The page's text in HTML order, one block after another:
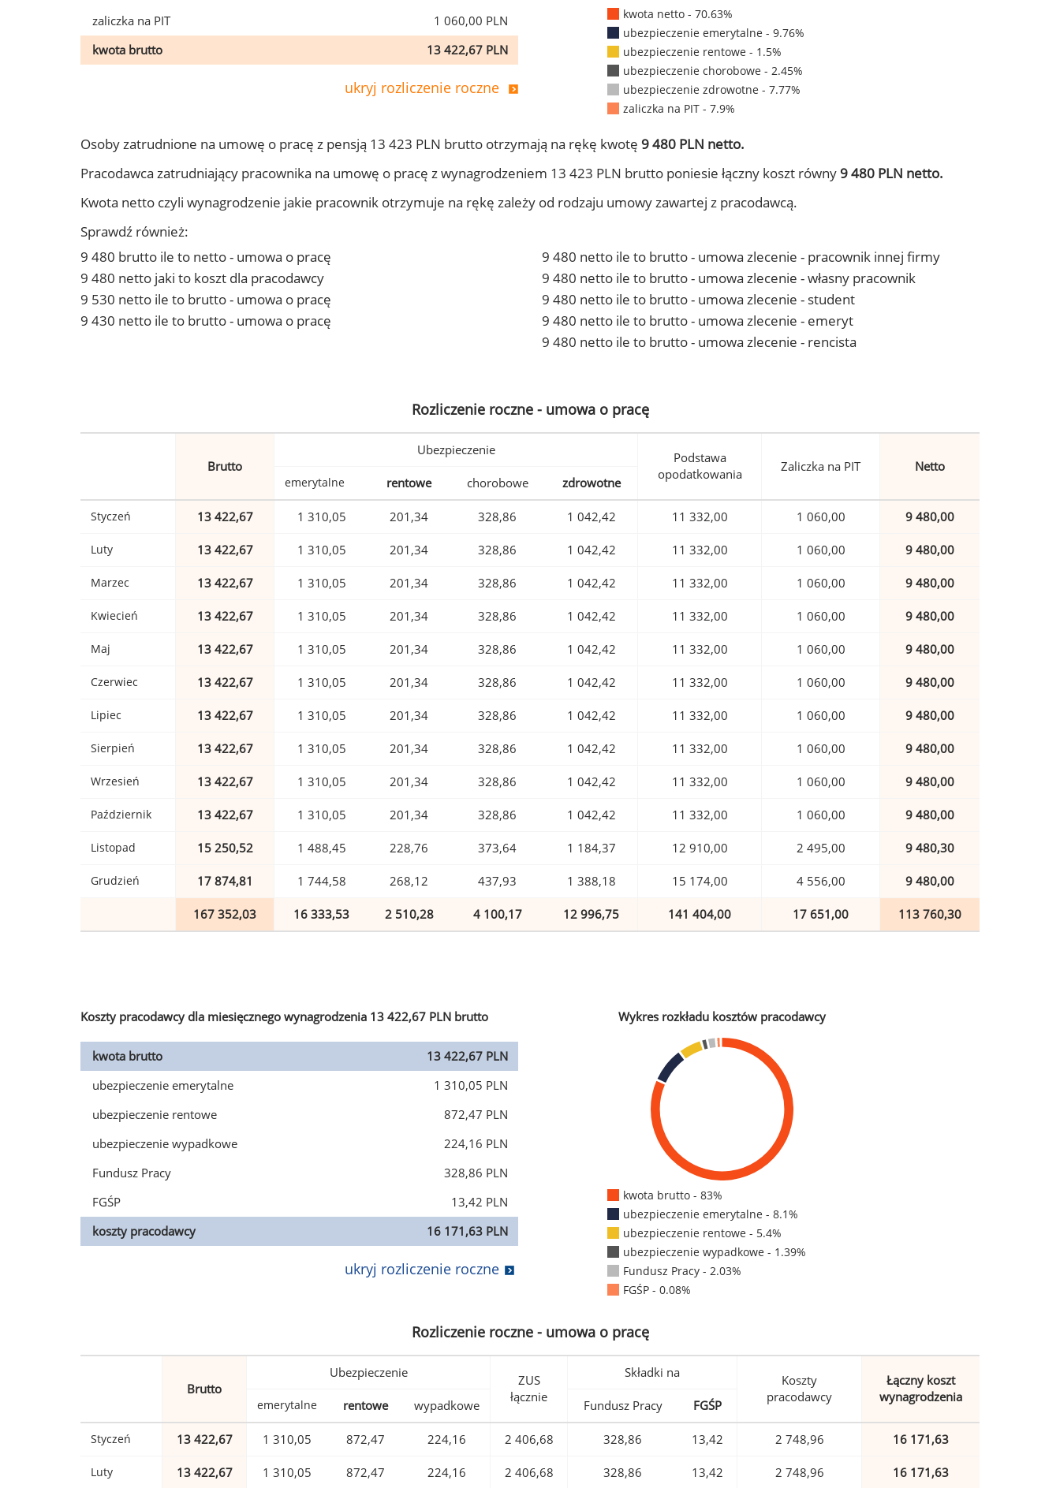
zaliczka na PIT
1 060,00 PLN
kwota brutto
13 422,67 PLN
ukryj rozliczenie roczne
kwota netto - 70.63%
ubezpieczenie emerytalne - 9.76%
ubezpieczenie rentowe - 1.5%
ubezpieczenie chorobowe - 2.45%
ubezpieczenie zdrowotne - 7.77%
zaliczka na PIT - 7.9%
Osoby zatrudnione na umowę o pracę z pensją 13 423 PLN brutto otrzymają na rękę kwotę 9 480 PLN netto.
Pracodawca zatrudniający pracownika na umowę o pracę z wynagrodzeniem 13 423 PLN brutto poniesie łączny koszt równy 9 480 PLN netto.
Kwota netto czyli wynagrodzenie jakie pracownik otrzymuje na rękę zależy od rodzaju umowy zawartej z pracodawcą.
Sprawdź również:
9 480 brutto ile to netto - umowa o pracę
9 480 netto jaki to koszt dla pracodawcy
9 530 netto ile to brutto - umowa o pracę
9 430 netto ile to brutto - umowa o pracę
9 480 netto ile to brutto - umowa zlecenie - pracownik innej firmy
9 480 netto ile to brutto - umowa zlecenie - własny pracownik
9 480 netto ile to brutto - umowa zlecenie - student
9 480 netto ile to brutto - umowa zlecenie - emeryt
9 480 netto ile to brutto - umowa zlecenie - rencista
Rozliczenie roczne - umowa o pracę
Brutto
Ubezpieczenie
Podstawa
opodatkowania
Zaliczka na PIT Netto
emerytalne rentowe chorobowe zdrowotne
Styczeń 13 422,67 1 310,05 201,34 328,86 1 042,42 11 332,00 1 060,00 9 480,00
Luty 13 422,67 1 310,05 201,34 328,86 1 042,42 11 332,00 1 060,00 9 480,00
Marzec 13 422,67 1 310,05 201,34 328,86 1 042,42 11 332,00 1 060,00 9 480,00
Kwiecień 13 422,67 1 310,05 201,34 328,86 1 042,42 11 332,00 1 060,00 9 480,00
Maj 13 422,67 1 310,05 201,34 328,86 1 042,42 11 332,00 1 060,00 9 480,00
Czerwiec 13 422,67 1 310,05 201,34 328,86 1 042,42 11 332,00 1 060,00 9 480,00
Lipiec 13 422,67 1 310,05 201,34 328,86 1 042,42 11 332,00 1 060,00 9 480,00
Sierpień 13 422,67 1 310,05 201,34 328,86 1 042,42 11 332,00 1 060,00 9 480,00
Wrzesień 13 422,67 1 310,05 201,34 328,86 1 042,42 11 332,00 1 060,00 9 480,00
Październik 13 422,67 1 310,05 201,34 328,86 1 042,42 11 332,00 1 060,00 9 480,00
Listopad 15 250,52 1 488,45 228,76 373,64 1 184,37 12 910,00 2 495,00 9 480,30
Grudzień 17 874,81 1 744,58 268,12 437,93 1 388,18 15 174,00 4 556,00 9 480,00
167 352,03 16 333,53 2 510,28 4 100,17 12 996,75 141 404,00 17 651,00 113 760,30
Koszty pracodawcy dla miesięcznego wynagrodzenia 13 422,67 PLN brutto
kwota brutto
13 422,67 PLN
ubezpieczenie emerytalne
1 310,05 PLN
ubezpieczenie rentowe
872,47 PLN
ubezpieczenie wypadkowe
224,16 PLN
Fundusz Pracy
328,86 PLN
FGŚP
13,42 PLN
koszty pracodawcy
16 171,63 PLN
ukryj rozliczenie roczne
Wykres rozkładu kosztów pracodawcy
kwota brutto - 83%
ubezpieczenie emerytalne - 8.1%
ubezpieczenie rentowe - 5.4%
ubezpieczenie wypadkowe - 1.39%
Fundusz Pracy - 2.03%
FGŚP - 0.08%
Rozliczenie roczne - umowa o pracę
Brutto
Ubezpieczenie
ZUS
łącznie
Składki na
Koszty
pracodawcy
Łączny koszt
wynagrodzenia
emerytalne rentowe wypadkowe Fundusz Pracy FGŚP
Styczeń 13 422,67 1 310,05 872,47 224,16 2 406,68 328,86 13,42 2 748,96 16 171,63
Luty 13 422,67 1 310,05 872,47 224,16 2 406,68 328,86 13,42 2 748,96 16 171,63